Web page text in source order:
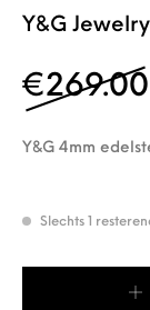
Y&G
€269.00
Y&G 4mm
Slechts 1